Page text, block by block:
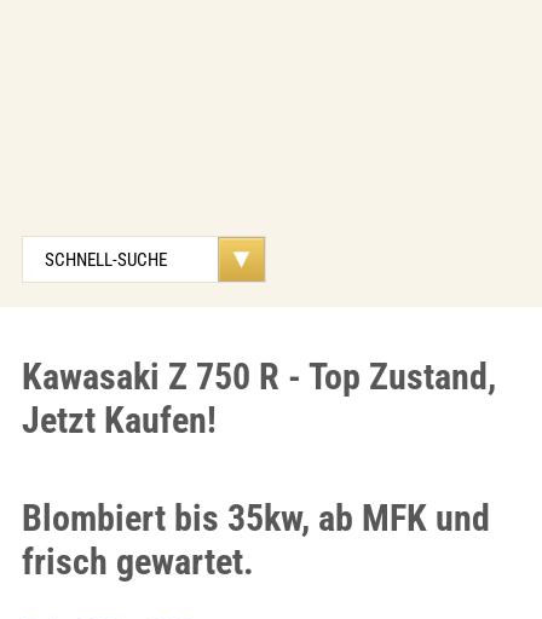
Kawasaki Z 750 R - Top Zustand,
Jetzt Kaufen!
Blombiert bis 35kw, ab MFK und
frisch gewartet.